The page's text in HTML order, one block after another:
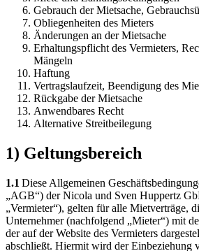
Gebrauch der Mietsache,
Obliegenheiten des Mieters
Änderungen an der Mietsache
Erhaltungspflicht des Vermieters,
Mängeln
Haftung
Vertragslaufzeit, Beendigung des
Rückgabe der Mietsache
Anwendbares Recht
Alternative Streitbeilegung
1) Geltungsbereich
1.1 Diese Allgemeinen
„AGB“) der Nicola und Sven Huppertz
„Vermieter“), gelten für alle Mietverträge,
Unternehmer (nachfolgend „Mieter“) mit
der auf der Website des Vermieters
abschließt. Hiermit wird der Einbeziehung